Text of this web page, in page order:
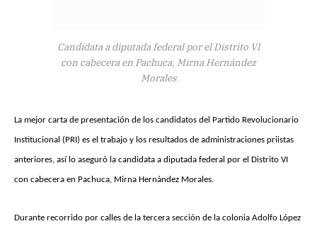
Candidata a diputada federal por el Distrito VI
con cabecera en Pachuca, Mirna Hernández
Morales
La mejor carta de presentación de los candidatos del Partido Revolucionario
Institucional (PRI) es el trabajo y los resultados de administraciones priistas
anteriores, así lo aseguró la candidata a diputada federal por el Distrito VI
con cabecera en Pachuca, Mirna Hernández Morales.
Durante recorrido por calles de la tercera sección de la colonia Adolfo López